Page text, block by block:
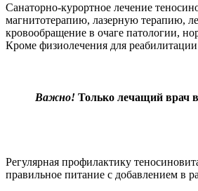
Санаторно-курортное лечение
магнитотерапию, лазерную терапию,
кровообращение в очаге патологии,
Кроме физиолечения для
Важно! Только лечащий врач в
Регулярная профилактику
правильное питание с добавлением в